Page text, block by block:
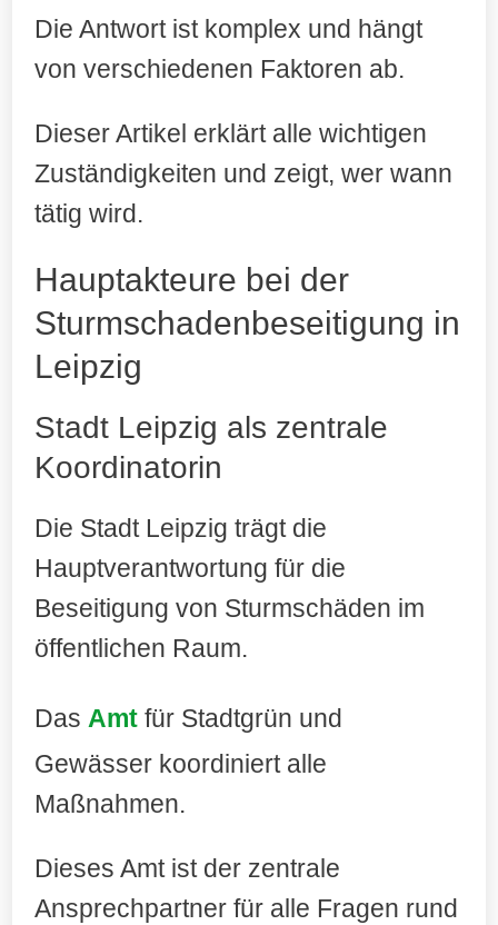
Zuständigkeiten nach Standort der Bäume
Rechtliche Rahmenbedingungen
Kosten und Finanzierung
Versicherungsschutz
Meldewege für Bürger
Präventive Maßnahmen
Jetzt Termin und kostenloses Angebot
anfordern!
Die Antwort ist komplex und hängt
von verschiedenen Faktoren ab.
Dieser Artikel erklärt alle wichtigen
Zuständigkeiten und zeigt, wer wann
tätig wird.
Hauptakteure bei der
Sturmschadenbeseitigung in
Leipzig
Stadt Leipzig als zentrale
Koordinatorin
Die Stadt Leipzig trägt die
Hauptverantwortung für die
Beseitigung von Sturmschäden im
öffentlichen Raum.
Das Amt für Stadtgrün und
Gewässer koordiniert alle
Maßnahmen.
Dieses Amt ist der zentrale
Ansprechpartner für alle Fragen rund